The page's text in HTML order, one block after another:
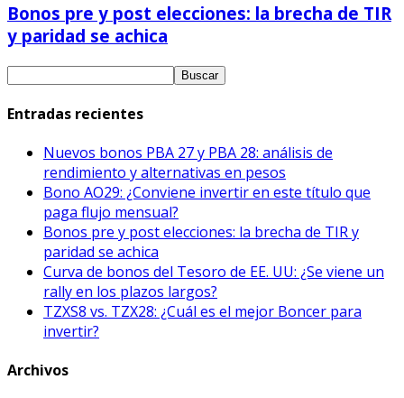
Bonos pre y post elecciones: la brecha de TIR
y paridad se achica
Entradas recientes
Nuevos bonos PBA 27 y PBA 28: análisis de
rendimiento y alternativas en pesos
Bono AO29: ¿Conviene invertir en este título que
paga flujo mensual?
Bonos pre y post elecciones: la brecha de TIR y
paridad se achica
Curva de bonos del Tesoro de EE. UU: ¿Se viene un
rally en los plazos largos?
TZXS8 vs. TZX28: ¿Cuál es el mejor Boncer para
invertir?
Archivos